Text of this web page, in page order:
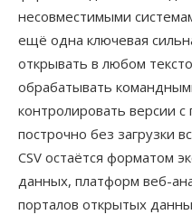
несовместимыми
ещё одна ключевая
открывать в любом
обрабатывать
контролировать версии
построчно без загрузки
CSV остаётся форматом
данных, платформ веб-
порталов открытых